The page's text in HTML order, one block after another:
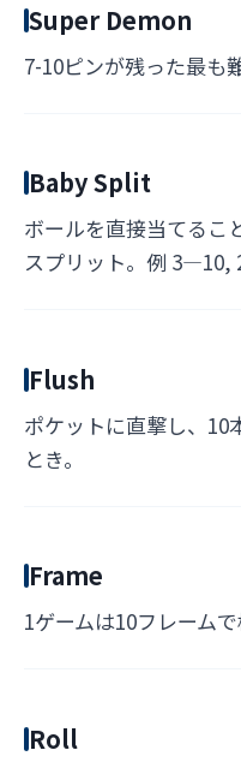
Super Demon
7-10ピンが残った最も
Baby Split
ボールを直接当てるこ
スプリット。例
Flush
ポケットに直撃し、10
とき。
Frame
1ゲームは10フレームで
Roll